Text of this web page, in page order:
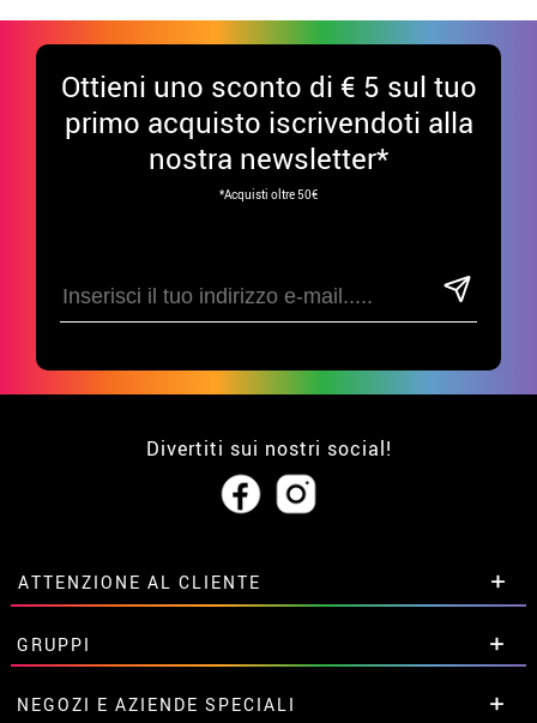
Ottieni uno sconto di € 5 sul tuo
primo acquisto iscrivendoti alla
nostra newsletter*
*Acquisti oltre 50€
Divertiti sui nostri social!
ATTENZIONE AL CLIENTE
• Su di noi
• Condizioni di vendita
• Avviso legale privacy
GRUPPI
Sconti speciali per gruppi.
NEGOZI E AZIENDE SPECIALI